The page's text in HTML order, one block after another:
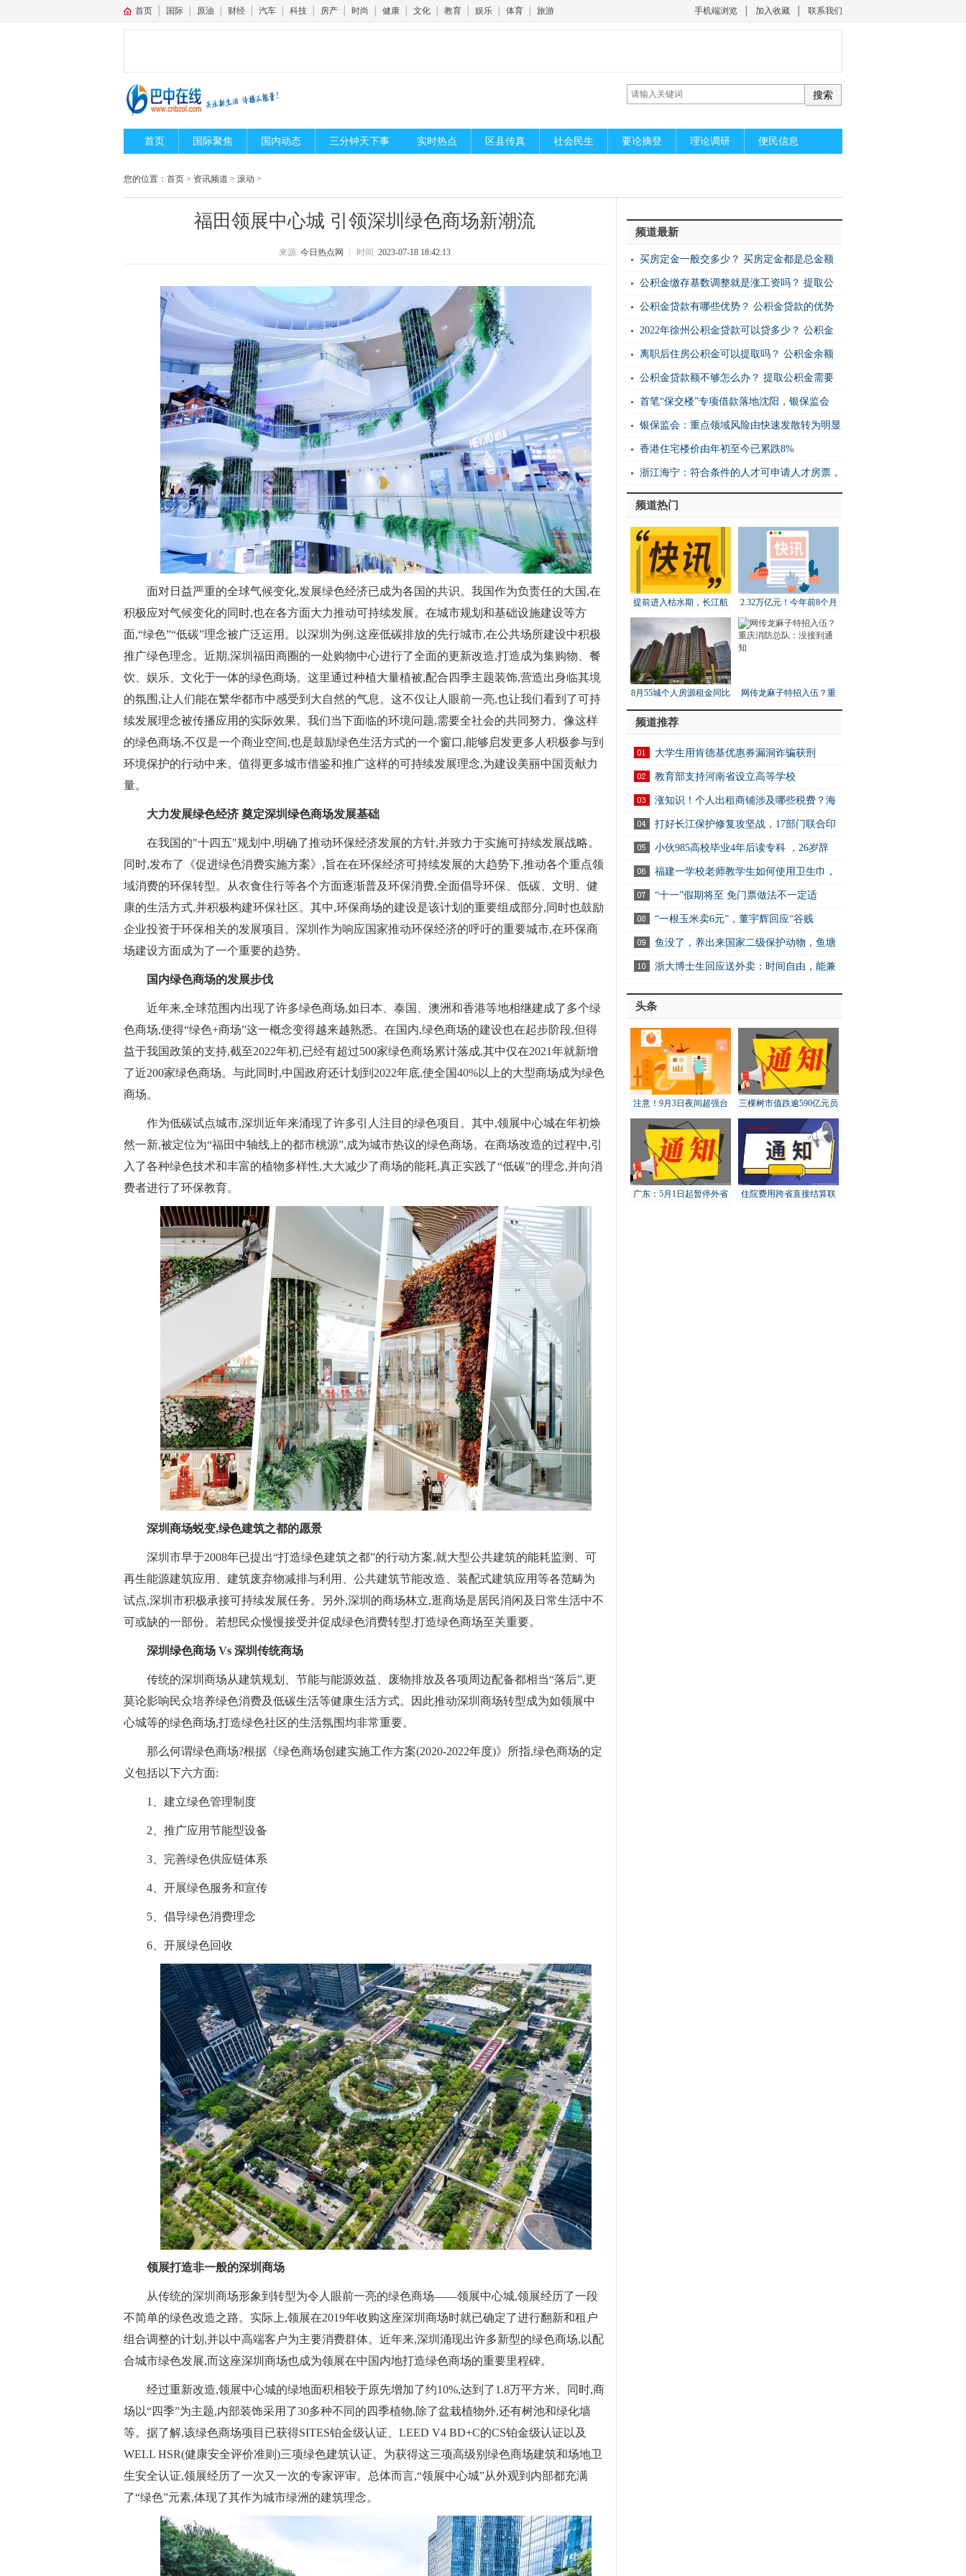
首页 国际 原油 财经 汽车 科技 房产 时尚 健康 文化 教育 娱乐 体育 旅游 手机端浏览 加入收藏 联系我们
首页 国际聚焦 国内动态 三分钟天下事 实时热点 区县传真 社会民生 要论摘登 理论调研 便民信息
您的位置： 首页 > 资讯频道 > 滚动 >
福田领展中心城 引领深圳绿色商场新潮流
来源: 今日热点网 ┆ 时间: 2023-07-18 18:42:13
面对日益严重的全球气候变化,发展绿色经济已成为各国的共识。我国作为负责任的大国,在
积极应对气候变化的同时,也在各方面大力推动可持续发展。在城市规划和基础设施建设等方
面,“绿色”“低碳”理念被广泛运用。以深圳为例,这座低碳排放的先行城市,在公共场所建设中积极
推广绿色理念。近期,深圳福田商圈的一处购物中心进行了全面的更新改造,打造成为集购物、餐
饮、娱乐、文化于一体的绿色商场。这里通过种植大量植被,配合四季主题装饰,营造出身临其境
的氛围,让人们能在繁华都市中感受到大自然的气息。这不仅让人眼前一亮,也让我们看到了可持
续发展理念被传播应用的实际效果。我们当下面临的环境问题,需要全社会的共同努力。像这样
的绿色商场,不仅是一个商业空间,也是鼓励绿色生活方式的一个窗口,能够启发更多人积极参与到
环境保护的行动中来。值得更多城市借鉴和推广这样的可持续发展理念,为建设美丽中国贡献力
量。
大力发展绿色经济 奠定深圳绿色商场发展基础
在我国的"十四五"规划中,明确了推动环保经济发展的方针,并致力于实施可持续发展战略。
同时,发布了《促进绿色消费实施方案》,旨在在环保经济可持续发展的大趋势下,推动各个重点领
域消费的环保转型。从衣食住行等各个方面逐渐普及环保消费,全面倡导环保、低碳、文明、健
康的生活方式,并积极构建环保社区。其中,环保商场的建设是该计划的重要组成部分,同时也鼓励
企业投资于环保相关的发展项目。深圳作为响应国家推动环保经济的呼吁的重要城市,在环保商
场建设方面成为了一个重要的趋势。
国内绿色商场的发展步伐
近年来,全球范围内出现了许多绿色商场,如日本、泰国、澳洲和香港等地相继建成了多个绿
色商场,使得“绿色+商场”这一概念变得越来越熟悉。在国内,绿色商场的建设也在起步阶段,但得
益于我国政策的支持,截至2022年初,已经有超过500家绿色商场累计落成,其中仅在2021年就新增
了近200家绿色商场。与此同时,中国政府还计划到2022年底,使全国40%以上的大型商场成为绿色
商场。
作为低碳试点城市,深圳近年来涌现了许多引人注目的绿色项目。其中,领展中心城在年初焕
然一新,被定位为“福田中轴线上的都市桃源”,成为城市热议的绿色商场。在商场改造的过程中,引
入了各种绿色技术和丰富的植物多样性,大大减少了商场的能耗,真正实践了“低碳”的理念,并向消
费者进行了环保教育。
深圳商场蜕变,绿色建筑之都的愿景
深圳市早于2008年已提出“打造绿色建筑之都”的行动方案,就大型公共建筑的能耗监测、可
再生能源建筑应用、建筑废弃物减排与利用、公共建筑节能改造、装配式建筑应用等各范畴为
试点,深圳市积极承接可持续发展任务。另外,深圳的商场林立,逛商场是居民消闲及日常生活中不
可或缺的一部份。若想民众慢慢接受并促成绿色消费转型,打造绿色商场至关重要。
深圳绿色商场 Vs 深圳传统商场
传统的深圳商场从建筑规划、节能与能源效益、废物排放及各项周边配备都相当“落后”,更
莫论影响民众培养绿色消费及低碳生活等健康生活方式。因此推动深圳商场转型成为如领展中
心城等的绿色商场,打造绿色社区的生活氛围均非常重要。
那么何谓绿色商场?根据《绿色商场创建实施工作方案(2020-2022年度)》所指,绿色商场的定
义包括以下六方面:
1、建立绿色管理制度
2、推广应用节能型设备
3、完善绿色供应链体系
4、开展绿色服务和宣传
5、倡导绿色消费理念
6、开展绿色回收
领展打造非一般的深圳商场
从传统的深圳商场形象到转型为令人眼前一亮的绿色商场——领展中心城,领展经历了一段
不简单的绿色改造之路。实际上,领展在2019年收购这座深圳商场时就已确定了进行翻新和租户
组合调整的计划,并以中高端客户为主要消费群体。近年来,深圳涌现出许多新型的绿色商场,以配
合城市绿色发展,而这座深圳商场也成为领展在中国内地打造绿色商场的重要里程碑。
经过重新改造,领展中心城的绿地面积相较于原先增加了约10%,达到了1.8万平方米。同时,商
场以“四季”为主题,内部装饰采用了30多种不同的四季植物,除了盆栽植物外,还有树池和绿化墙
等。据了解,该绿色商场项目已获得SITES铂金级认证、LEED V4 BD+C的CS铂金级认证以及
WELL HSR(健康安全评价准则)三项绿色建筑认证。为获得这三项高级别绿色商场建筑和场地卫
生安全认证,领展经历了一次又一次的专家评审。总体而言,“领展中心城”从外观到内部都充满
了“绿色”元素,体现了其作为城市绿洲的建筑理念。
频道最新
买房定金一般交多少？ 买房定金都是总金额
公积金缴存基数调整就是涨工资吗？ 提取公
公积金贷款有哪些优势？ 公积金贷款的优势
2022年徐州公积金贷款可以贷多少？ 公积金
离职后住房公积金可以提取吗？ 公积金余额
公积金贷款额不够怎么办？ 提取公积金需要
首笔“保交楼”专项借款落地沈阳，银保监会
银保监会：重点领域风险由快速发散转为明显
香港住宅楼价由年初至今已累跌8%
浙江海宁：符合条件的人才可申请人才房票，
频道热门
提前进入枯水期，长江航
道局全面部署维护工作
2.32万亿元！今年前8个月
北京地区进出口增长18.3%
8月55城个人房源租金同比
降1%，租赁市场量价齐跌
网传龙麻子特招入伍？重
庆消防总队：没接到通知
频道推荐
大学生用肯德基优惠券漏洞诈骗获刑
教育部支持河南省设立高等学校
涨知识！个人出租商铺涉及哪些税费？海
打好长江保护修复攻坚战，17部门联合印
小伙985高校毕业4年后读专科 ，26岁辞
福建一学校老师教学生如何使用卫生巾，
“十一”假期将至 免门票做法不一定适
“一根玉米卖6元”，董宇辉回应“谷贱
鱼没了，养出来国家二级保护动物，鱼塘
浙大博士生回应送外卖：时间自由，能兼
头条
注意！9月3日夜间超强台
风“轩岚诺”将进入东海东
南
三棵树市值跌逾590亿元员
工大比例账面浮亏
广东：5月1日起暂停外省
住院费用跨省直接结算联